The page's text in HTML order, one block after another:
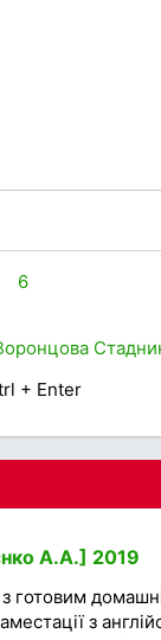
6
+ Enter
А.А.] 2019
готовим
з